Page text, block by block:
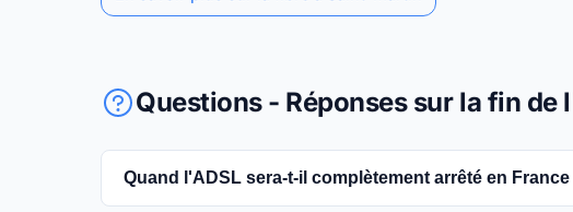
Questions - Réponses sur la fin de
Quand l'ADSL sera-t-il complètement arrêté en France